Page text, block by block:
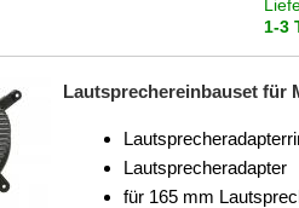
1-3
Lautsprechereinbauset für
Lautsprecheradapter
für 165 mm